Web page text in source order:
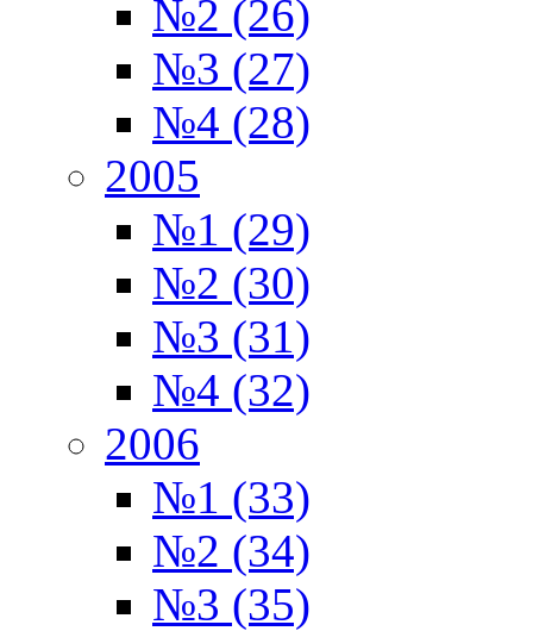
№2 (26)
№3 (27)
№4 (28)
2005
№1 (29)
№2 (30)
№3 (31)
№4 (32)
2006
№1 (33)
№2 (34)
№3 (35)